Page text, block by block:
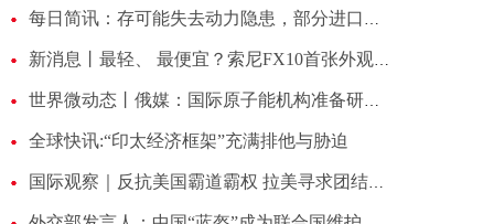
每日简讯：存可能失去动力隐患，部分进口牧马人宣布召回
新消息丨最轻、 最便宜？索尼FX10首张外观照、规格泄露
世界微动态丨俄媒：国际原子能机构准备研究在乌使用贫铀弹后果问题
全球快讯:“印太经济框架”充满排他与胁迫 ​
国际观察｜反抗美国霸道霸权 拉美寻求团结自主